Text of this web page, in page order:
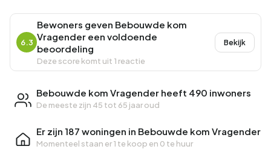
6.3
Bewoners geven Bebouwde kom
Vragender een voldoende
beoordeling
Deze score komt uit 1 reactie
Bekijk
Bebouwde kom Vragender heeft 490 inwoners
De meeste zijn 45 tot 65 jaar oud
Er zijn 187 woningen in Bebouwde kom Vragender
Momenteel staan er1 te koop en 0 te huur